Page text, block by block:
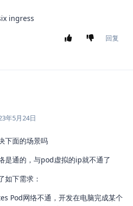
ingress
回复
年5月24日
下面的场景吗
是通的，与pod虚拟的ip就不通了
如下需求：
Pod网络不通，开发在电脑完成某个